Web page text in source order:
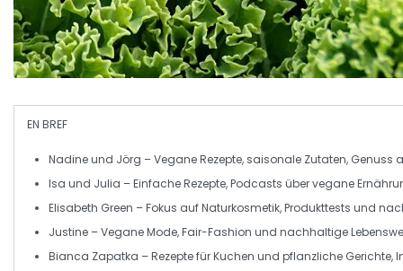
EN BREF
Nadine und Jörg – Vegane Rezepte, saisonale Zutaten, Genuss
Isa und Julia – Einfache Rezepte, Podcasts über vegane
Elisabeth Green – Fokus aufNaturkosmetik, Produkttests und
Justine –Vegane Mode, Fair-Fashion und nachhaltige
Bianca Zapatka – Rezepte für Kuchen und pflanzliche Gerichte,